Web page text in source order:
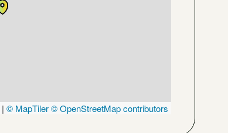
| © MapTiler © OpenStreetMap contributors